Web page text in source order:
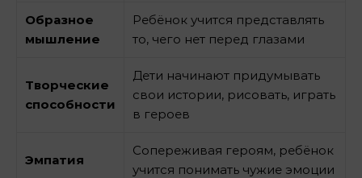
Образное
мышление
Ребёнок учится представлять
то, чего нет перед глазами
Творческие
способности
Дети начинают придумывать
свои истории, рисовать, играть
в героев
Эмпатия
Сопереживая героям, ребёнок
учится понимать чужие эмоции